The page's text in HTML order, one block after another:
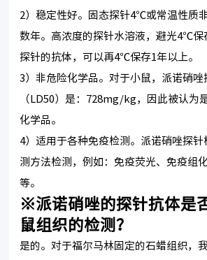
2）稳定性好。固态探针4℃或常温性质
数年。高浓度的探针水溶液，避光4℃保
探针的抗体，可以再4℃保存1年以上。
3）非危险化学品。对于小鼠，派诺硝
（LD50）是：728mg/kg，因此被认为
化学品。
4）适用于各种免疫检测。派诺硝唑探
测方法检测，例如：免疫荧光、免疫组
等。
※派诺硝唑的探针抗体是
鼠组织的检测？
是的。对于福尔马林固定的石蜡组织，